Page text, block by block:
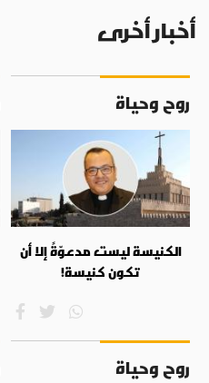
أخبار أخرى
روح وحياة
الكنيسة ليست مدعوّةً إلا أن
تكون كنيسة!
روح وحياة